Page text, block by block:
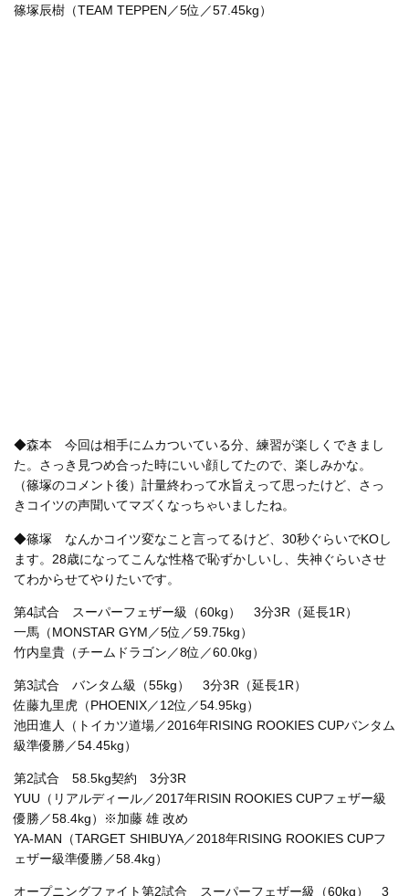
篠塚辰樹（TEAM TEPPEN／5位／57.45kg）
◆森本 今回は相手にムカついている分、練習が楽しくできまし
た。さっき見つめ合った時にいい顔してたので、楽しみかな。
（篠塚のコメント後）計量終わって水旨えって思ったけど、さっ
きコイツの声聞いてマズくなっちゃいましたね。
◆篠塚 なんかコイツ変なこと言ってるけど、30秒ぐらいでKOし
ます。28歳になってこんな性格で恥ずかしいし、失神ぐらいさせ
てわからせてやりたいです。
第4試合 スーパーフェザー級（60kg） 3分3R（延長1R）
一馬（MONSTAR GYM／5位／59.75kg）
竹内皇貴（チームドラゴン／8位／60.0kg）
第3試合 バンタム級（55kg） 3分3R（延長1R）
佐藤九里虎（PHOENIX／12位／54.95kg）
池田進人（トイカツ道場／2016年RISING ROOKIES CUPバンタム
級準優勝／54.45kg）
第2試合 58.5kg契約 3分3R
YUU（リアルディール／2017年RISIN ROOKIES CUPフェザー級
優勝／58.4kg）※加藤 雄 改め
YA-MAN（TARGET SHIBUYA／2018年RISING ROOKIES CUPフ
ェザー級準優勝／58.4kg）
オープニングファイト第2試合 スーパーフェザー級（60kg） 3